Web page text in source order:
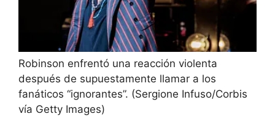
Robinson enfrentó una reacción violenta
después de supuestamente llamar a los
fanáticos “ignorantes”. (Sergione Infuso/Corbis
vía Getty Images)